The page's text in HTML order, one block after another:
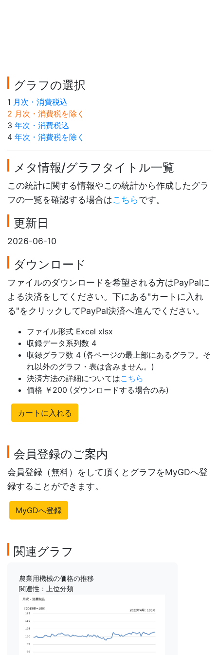
グラフの選択
1 月次・消費税込
2 月次・消費税を除く
3 年次・消費税込
4 年次・消費税を除く
メタ情報/グラフタイトル一覧
この統計に関する情報やこの統計から作成したグラ
フの一覧を確認する場合はこちらです。
更新日
2026-06-10
ダウンロード
ファイルのダウンロードを希望される方はPayPalに
よる決済をしてください。下にある"カートに入れ
る"をクリックしてPayPal決済へ進んでください。
ファイル形式 Excel xlsx
収録データ系列数 4
収録グラフ数 4 (各ページの最上部にあるグラフ。そ
れ以外のグラフ・表は含みません。)
決済方法の詳細についてはこちら
価格 ￥200 (ダウンロードする場合のみ)
カートに入れる
会員登録のご案内
会員登録（無料）をして頂くとグラフをMyGDへ登
録することができます。
MyGDへ登録
関連グラフ
農業用機械の価格の推移
関連性：上位分類